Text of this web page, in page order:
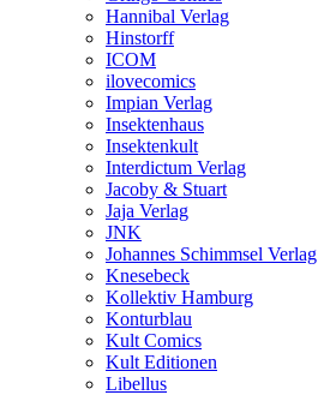
Hannibal Verlag
Hinstorff
ICOM
ilovecomics
Impian Verlag
Insektenhaus
Insektenkult
Interdictum Verlag
Jacoby & Stuart
Jaja Verlag
JNK
Johannes Schimmsel Verlag
Knesebeck
Kollektiv Hamburg
Konturblau
Kult Comics
Kult Editionen
Libellus